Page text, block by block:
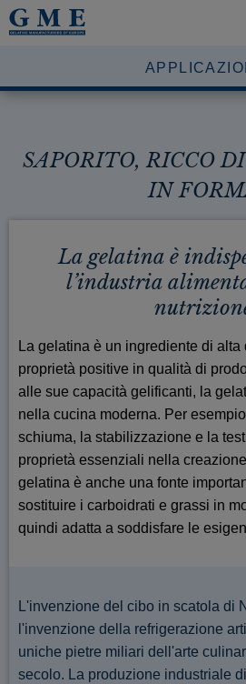
SAPORITO, RICCO
IN
La gelatina è
l’industria
La gelatina è un ingrediente di alta
proprietà positive in qualità di
alle sue capacità gelificanti, la
nella cucina moderna. Per
schiuma, la stabilizzazione e la
proprietà essenziali nella
gelatina è anche una fonte
sostituire i carboidrati e grassi in
quindi adatta a soddisfare le
L'invenzione del cibo in scatola di
l'invenzione della refrigerazione
uniche pietre miliari dell'arte
secolo. La produzione industriale